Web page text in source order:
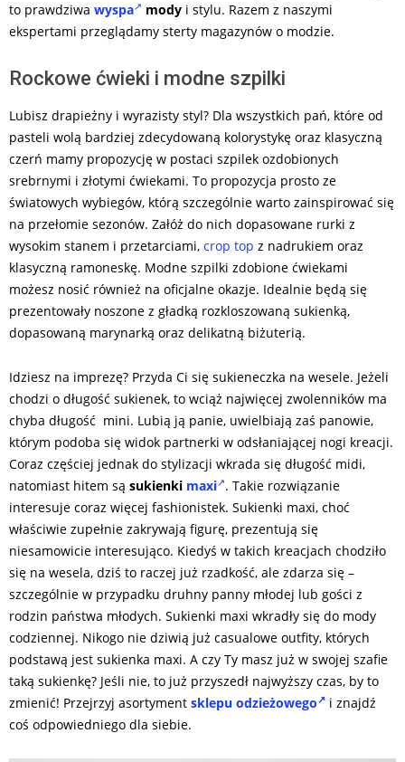
to prawdziwa wyspa mody i stylu. Razem z naszymi
ekspertami przeglądamy sterty magazynów o modzie.
Rockowe ćwieki i modne szpilki
Lubisz drapieżny i wyrazisty styl? Dla wszystkich pań, które od
pasteli wolą bardziej zdecydowaną kolorystykę oraz klasyczną
czerń mamy propozycję w postaci szpilek ozdobionych
srebrnymi i złotymi ćwiekami. To propozycja prosto ze
światowych wybiegów, którą szczególnie warto zainspirować się
na przełomie sezonów. Załóż do nich dopasowane rurki z
wysokim stanem i przetarciami, crop top z nadrukiem oraz
klasyczną ramoneskę. Modne szpilki zdobione ćwiekami
możesz nosić również na oficjalne okazje. Idealnie będą się
prezentowały noszone z gładką rozkloszowaną sukienką,
dopasowaną marynarką oraz delikatną biżuterią.
Idziesz na imprezę? Przyda Ci się sukieneczka na wesele. Jeżeli
chodzi o długość sukienek, to wciąż najwięcej zwolenników ma
chyba długość mini. Lubią ją panie, uwielbiają zaś panowie,
którym podoba się widok partnerki w odsłaniającej nogi kreacji.
Coraz częściej jednak do stylizacji wkrada się długość midi,
natomiast hitem są sukienki maxi . Takie rozwiązanie
interesuje coraz więcej fashionistek. Sukienki maxi, choć
właściwie zupełnie zakrywają figurę, prezentują się
niesamowicie interesująco. Kiedyś w takich kreacjach chodziło
się na wesela, dziś to raczej już rzadkość, ale zdarza się –
szczególnie w przypadku druhny panny młodej lub gości z
rodzin państwa młodych. Sukienki maxi wkradły się do mody
codziennej. Nikogo nie dziwią już casualowe outfity, których
podstawą jest sukienka maxi. A czy Ty masz już w swojej szafie
taką sukienkę? Jeśli nie, to już przyszedł najwyższy czas, by to
zmienić! Przejrzyj asortyment sklepu odzieżowego
i znajdź
coś odpowiedniego dla siebie.